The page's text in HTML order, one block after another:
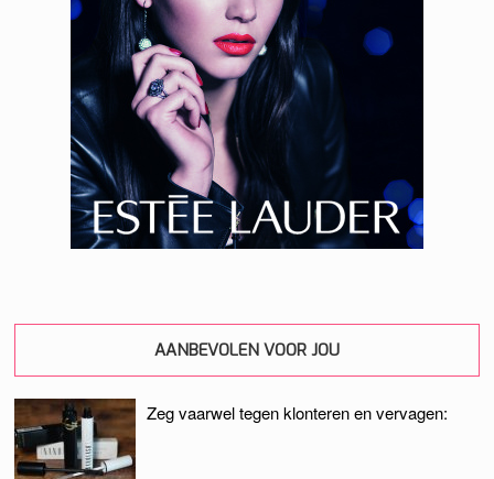
AANBEVOLEN VOOR JOU
Zeg vaarwel tegen klonteren en vervagen: